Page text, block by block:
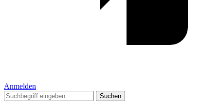
Anmelden
Suchen